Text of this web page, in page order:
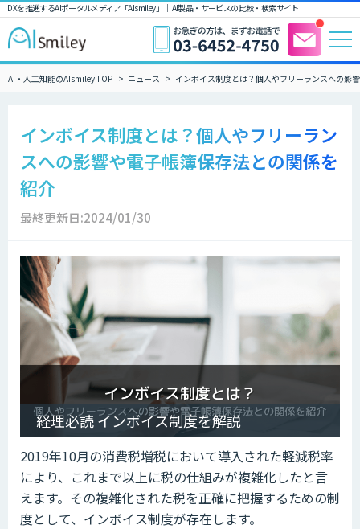
DXを推進するAIポータルメディア「AIsmiley」｜ AI製品・サービスの比較・検索サイト
AI・人工知能のAIsmiley TOP ニュース インボイス制度とは？個人やフリーランスへの影
インボイス制度とは？個人やフリーラン
スへの影響や電子帳簿保存法との関係を
紹介
最終更新日:2024/01/30
経理必読 インボイス制度を解説
2019年10月の消費税増税において導入された軽減税率
により、これまで以上に税の仕組みが複雑化したと言
えます。その複雑化された税を正確に把握するための制
度として、インボイス制度が存在します。